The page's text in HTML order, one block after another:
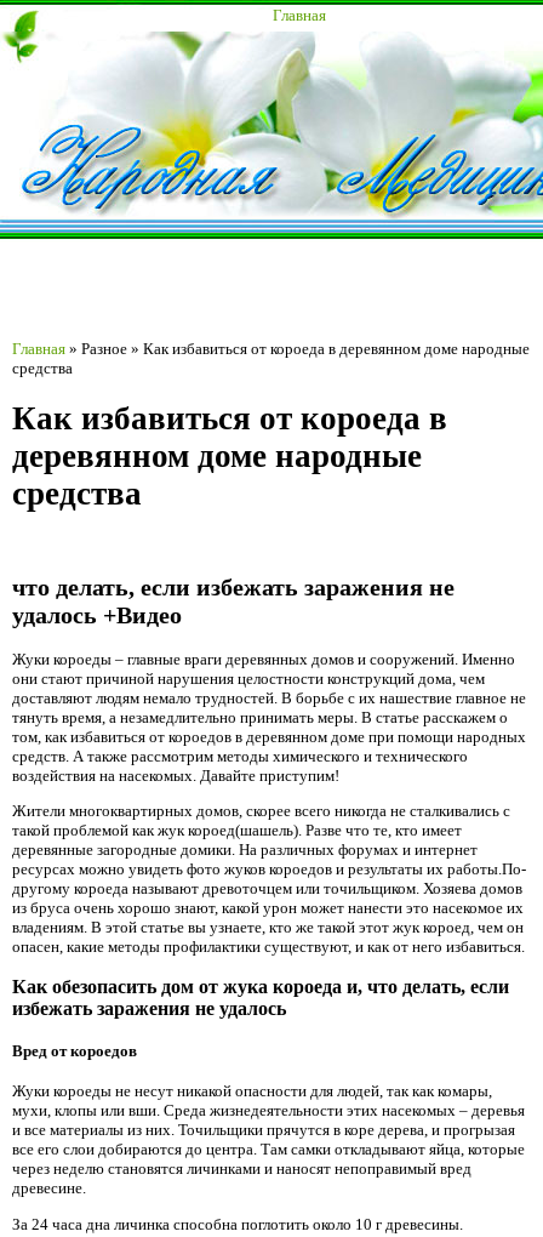
Главная
Главная » Разное » Как избавиться от короеда в деревянном доме народные
средства
Как избавиться от короеда в
деревянном доме народные
средства
что делать, если избежать заражения не
удалось +Видео
Жуки короеды – главные враги деревянных домов и сооружений. Именно
они стают причиной нарушения целостности конструкций дома, чем
доставляют людям немало трудностей. В борьбе с их нашествие главное не
тянуть время, а незамедлительно принимать меры. В статье расскажем о
том, как избавиться от короедов в деревянном доме при помощи народных
средств. А также рассмотрим методы химического и технического
воздействия на насекомых. Давайте приступим!
Жители многоквартирных домов, скорее всего никогда не сталкивались с
такой проблемой как жук короед(шашель). Разве что те, кто имеет
деревянные загородные домики. На различных форумах и интернет
ресурсах можно увидеть фото жуков короедов и результаты их работы.По-
другому короеда называют древоточцем или точильщиком. Хозяева домов
из бруса очень хорошо знают, какой урон может нанести это насекомое их
владениям. В этой статье вы узнаете, кто же такой этот жук короед, чем он
опасен, какие методы профилактики существуют, и как от него избавиться.
Как обезопасить дом от жука короеда и, что делать, если
избежать заражения не удалось
Вред от короедов
Жуки короеды не несут никакой опасности для людей, так как комары,
мухи, клопы или вши. Среда жизнедеятельности этих насекомых – деревья
и все материалы из них. Точильщики прячутся в коре дерева, и прогрызая
все его слои добираются до центра. Там самки откладывают яйца, которые
через неделю становятся личинками и наносят непоправимый вред
древесине.
За 24 часа дна личинка способна поглотить около 10 г древесины.